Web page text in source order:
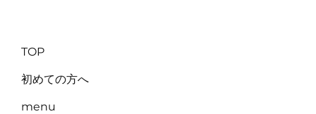
TOP
初めての方へ
menu